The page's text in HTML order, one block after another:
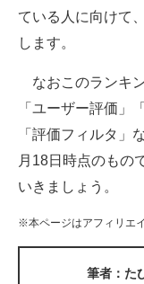
進化するPCとデバ
好きが集まる 比べ
ビジネスと働き方
企業ITのトレンドを
ITエンジニア向け専
ている人に向けて
します。
なおこのランキ
「ユーザー評価」
「評価フィルタ」
月18日時点のもの
いきましょう。
※本ページはアフィリエ
筆者：た